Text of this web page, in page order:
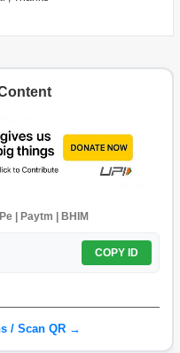
| Paytm | BHIM
COPY ID
/ Scan QR →